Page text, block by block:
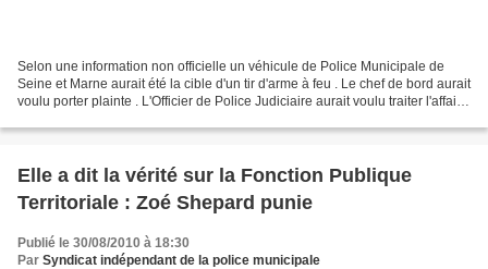
Selon une information non officielle un véhicule de Police Municipale de
Seine et Marne aurait été la cible d'un tir d'arme à feu . Le chef de bord aurait
voulu porter plainte . L'Officier de Police Judiciaire aurait voulu traiter l'affaire
Elle a dit la vérité sur la Fonction Publique
Territoriale : Zoé Shepard punie
Publié le 30/08/2010 à 18:30
Par Syndicat indépendant de la police municipale